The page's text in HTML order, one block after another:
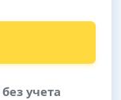
без учета